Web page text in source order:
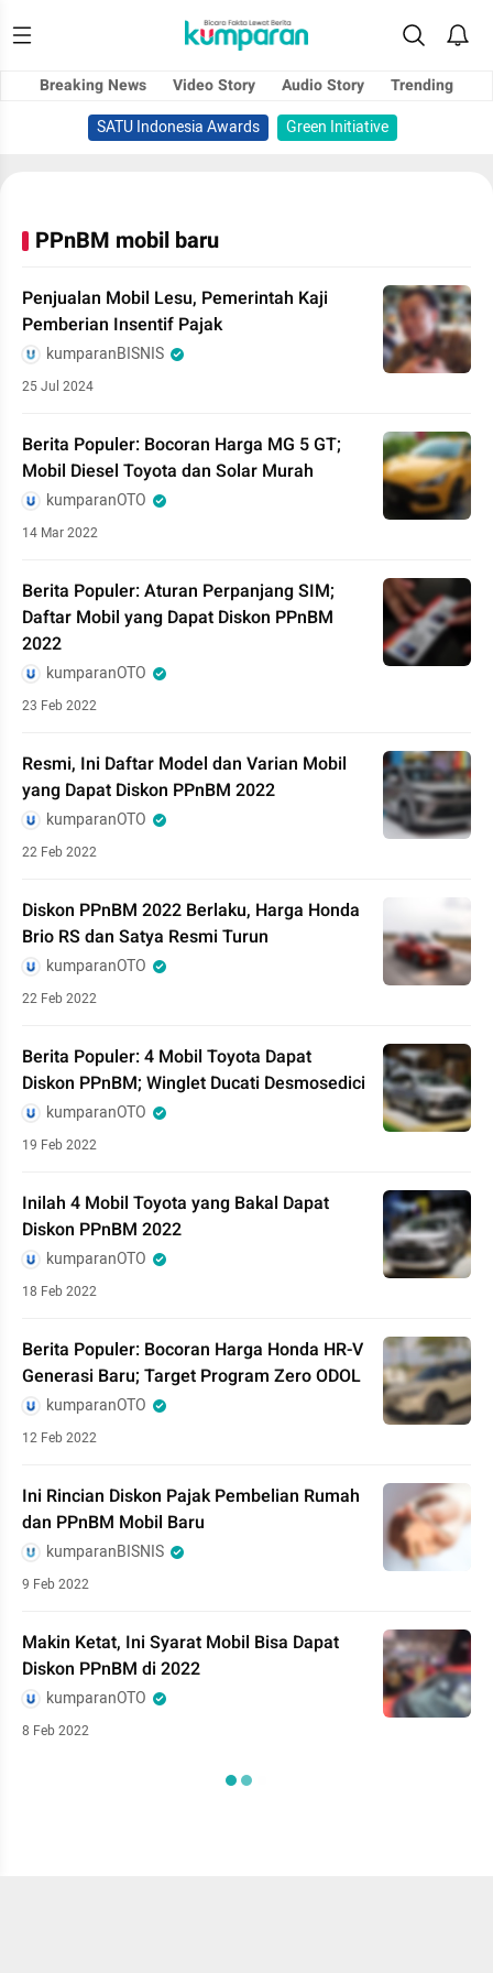
Breaking News Video Story Audio Story
Trending
SATU Indonesia Awards
Green Initiative
PPnBM mobil baru
Penjualan Mobil Lesu, Pemerintah Kaji
Pemberian Insentif Pajak
kumparanBISNIS
25 Jul 2024
Berita Populer: Bocoran Harga MG 5 GT;
Mobil Diesel Toyota dan Solar Murah
kumparanOTO
14 Mar 2022
Berita Populer: Aturan Perpanjang SIM;
Daftar Mobil yang Dapat Diskon PPnBM
2022
kumparanOTO
23 Feb 2022
Resmi, Ini Daftar Model dan Varian Mobil
yang Dapat Diskon PPnBM 2022
kumparanOTO
22 Feb 2022
Diskon PPnBM 2022 Berlaku, Harga Honda
Brio RS dan Satya Resmi Turun
kumparanOTO
22 Feb 2022
Berita Populer: 4 Mobil Toyota Dapat
Diskon PPnBM; Winglet Ducati Desmosedici
kumparanOTO
19 Feb 2022
Inilah 4 Mobil Toyota yang Bakal Dapat
Diskon PPnBM 2022
kumparanOTO
18 Feb 2022
Berita Populer: Bocoran Harga Honda HR-V
Generasi Baru; Target Program Zero ODOL
kumparanOTO
12 Feb 2022
Ini Rincian Diskon Pajak Pembelian Rumah
dan PPnBM Mobil Baru
kumparanBISNIS
9 Feb 2022
Makin Ketat, Ini Syarat Mobil Bisa Dapat
Diskon PPnBM di 2022
kumparanOTO
8 Feb 2022